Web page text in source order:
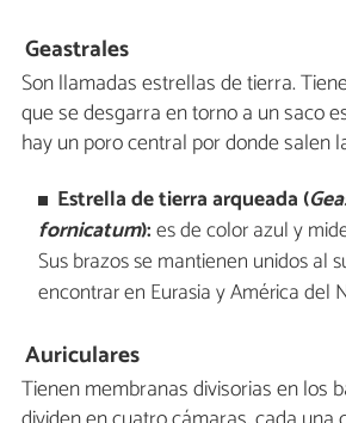
Geastrales
Son llamadas estrellas de tierra.
que se desgarra en torno a un saco
hay un poro central por donde salen
Estrella de tierra arqueada (
fornicatum):es de color azul y
Sus brazos se mantienen unidos al
encontrar en Eurasia y América del
Auriculares
Tienen membranas divisorias en los